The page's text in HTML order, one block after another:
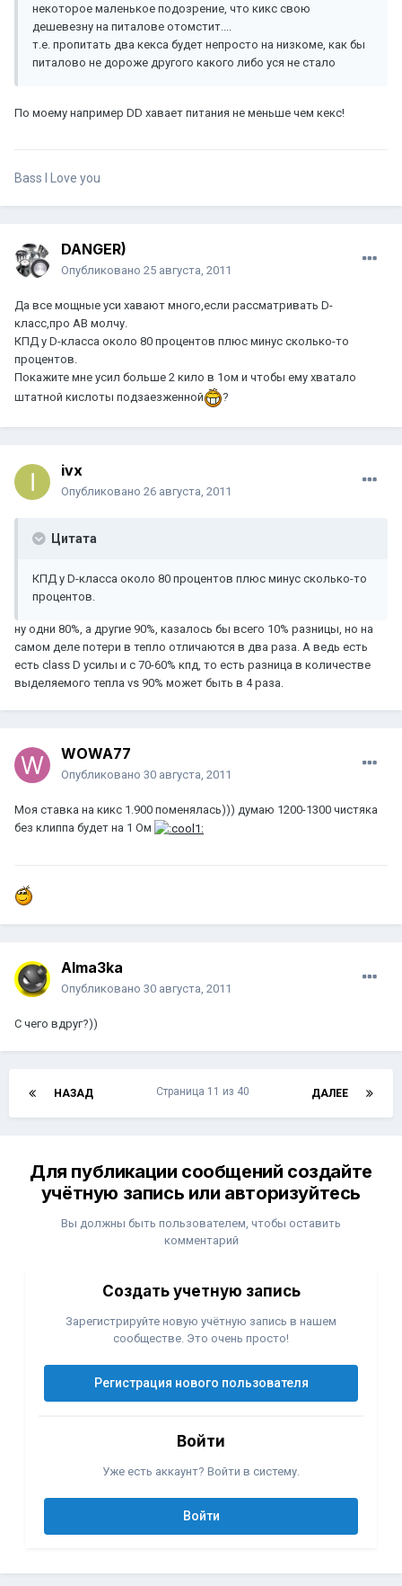
некоторое маленькое подозрение, что кикс свою
дешевезну на питалове отомстит....
т.е. пропитать два кекса будет непросто на низкоме, как бы
питалово не дороже другого какого либо уся не стало
По моему например DD хавает питания не меньше чем кекс!
Bass I Love you
DANGER)
Опубликовано 25 августа, 2011
Да все мощные уси хавают много,если рассматривать D-
класс,про AB молчу.
КПД у D-класса около 80 процентов плюс минус сколько-то
процентов.
Покажите мне усил больше 2 кило в 1ом и чтобы ему хватало
штатной кислоты подзаезженной
?
ivx
Опубликовано 26 августа, 2011
Цитата
КПД у D-класса около 80 процентов плюс минус сколько-то
процентов.
ну одни 80%, а другие 90%, казалось бы всего 10% разницы, но на
самом деле потери в тепло отличаются в два раза. А ведь есть
есть class D усилы и с 70-60% кпд, то есть разница в количестве
выделяемого тепла vs 90% может быть в 4 раза.
WOWA77
Опубликовано 30 августа, 2011
Моя ставка на кикс 1.900 поменялась))) думаю 1200-1300 чистяка
без клиппа будет на 1 Ом
Alma3ka
Опубликовано 30 августа, 2011
С чего вдруг?))
НАЗАД ДАЛЕЕ
Страница 11 из 40
Для публикации сообщений создайте
учётную запись или авторизуйтесь
Вы должны быть пользователем, чтобы оставить
комментарий
Создать учетную запись
Зарегистрируйте новую учётную запись в нашем
сообществе. Это очень просто!
Регистрация нового пользователя
Войти
Уже есть аккаунт? Войти в систему.
Войти